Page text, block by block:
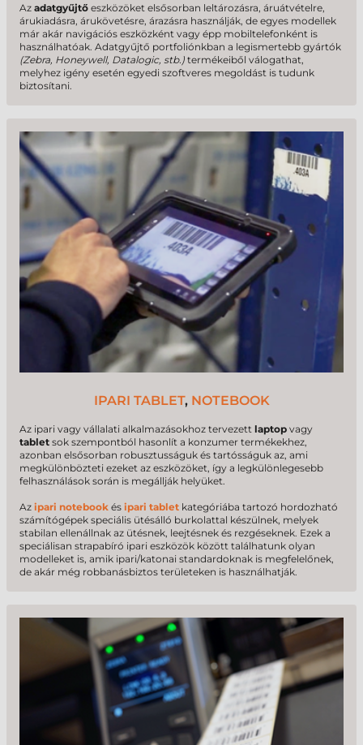
Az adatgyűjtő eszközöket elsősorban leltározásra, áruátvételre,
árukiadásra, árukövetésre, árazásra használják, de egyes modellek
már akár navigációs eszközként vagy épp mobiltelefonként is
használhatóak. Adatgyűjtő portfoliónkban a legismertebb gyártók
(Zebra, Honeywell, Datalogic, stb.) termékeiből válogathat,
melyhez igény esetén egyedi szoftveres megoldást is tudunk
biztosítani.
IPARI TABLET, NOTEBOOK
Az ipari vagy vállalati alkalmazásokhoz tervezett laptop vagy
tablet sok szempontból hasonlít a konzumer termékekhez,
azonban elsősorban robusztusságuk és tartósságuk az, ami
megkülönbözteti ezeket az eszközöket, így a legkülönlegesebb
felhasználások során is megállják helyüket.
Az ipari notebook és ipari tablet kategóriába tartozó hordozható
számítógépek speciális ütésálló burkolattal készülnek, melyek
stabilan ellenállnak az ütésnek, leejtésnek és rezgéseknek. Ezek a
speciálisan strapabíró ipari eszközök között találhatunk olyan
modelleket is, amik ipari/katonai standardoknak is megfelelőnek,
de akár még robbanásbiztos területeken is használhatják.